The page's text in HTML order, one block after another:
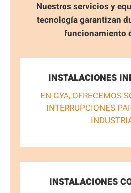
Nuestros servicios y
tecnología garantizan
funcionamiento
INSTALACIONES
EN GYA, OFRECEMOS
INTERRUPCIONES
INSTALACIONES